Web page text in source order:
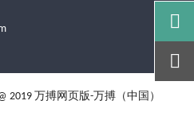
2019 万搏网页版-万搏（中国）

